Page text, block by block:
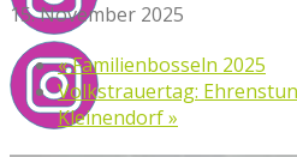
15. November 2025
«Familienbosseln 2025
Volkstrauertag:
Kleinendorf»